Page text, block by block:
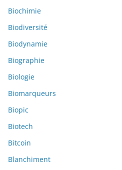
Biochimie
Biodiversité
Biodynamie
Biographie
Biologie
Biomarqueurs
Biopic
Biotech
Bitcoin
Blanchiment